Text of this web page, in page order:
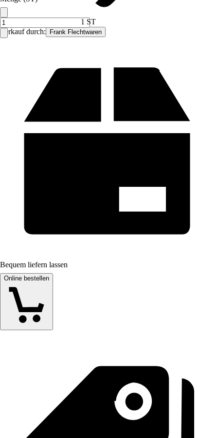
Verkauf durch: Frank Flechtwaren
1 ST
Bequem liefern lassen
Online bestellen